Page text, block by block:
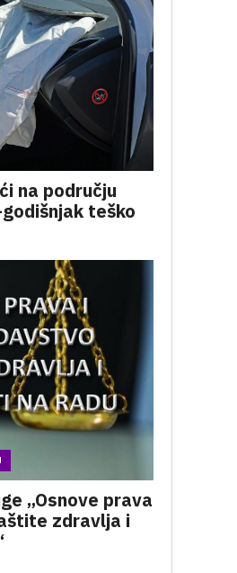
na području
teško
„Osnove prava
zdravlja i